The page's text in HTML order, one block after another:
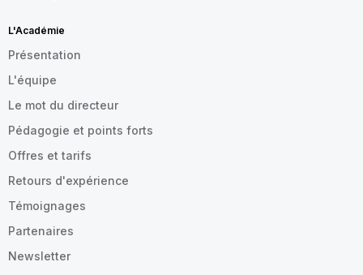
L'Académie
Présentation
L'équipe
Le mot du directeur
Pédagogie et points forts
Offres et tarifs
Retours d'expérience
Témoignages
Partenaires
Newsletter